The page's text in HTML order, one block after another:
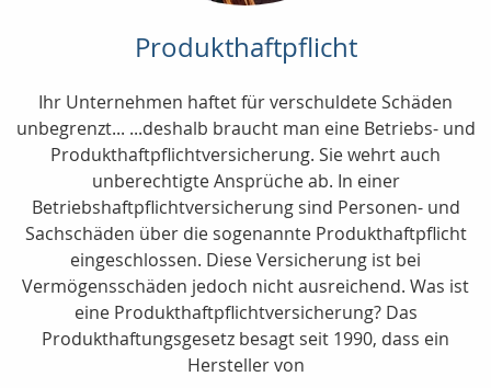
Produkthaftpflicht
Ihr Unternehmen haftet für verschuldete Schäden
unbegrenzt... ...deshalb braucht man eine Betriebs- und
Produkthaftpflichtversicherung. Sie wehrt auch
unberechtigte Ansprüche ab. In einer
Betriebshaftpflichtversicherung sind Personen- und
Sachschäden über die sogenannte Produkthaftpflicht
eingeschlossen. Diese Versicherung ist bei
Vermögensschäden jedoch nicht ausreichend. Was ist
eine Produkthaftpflichtversicherung? Das
Produkthaftungsgesetz besagt seit 1990, dass ein
Hersteller von